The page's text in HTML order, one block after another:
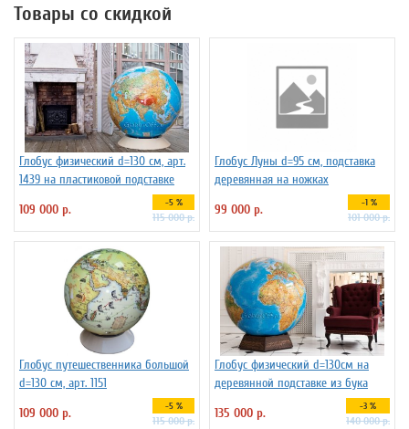
Товары со скидкой
Глобус физический d=130 см, арт.
1439 на пластиковой подставке
109 000 р.
-5 %
115 000 р.
Глобус Луны d=95 см, подставка
деревянная на ножках
99 000 р.
-1 %
101 000 р.
Глобус путешественника большой
d=130 см, арт. 1151
109 000 р.
-5 %
115 000 р.
Глобус физический d=130см на
деревянной подставке из бука
135 000 р.
-3 %
140 000 р.